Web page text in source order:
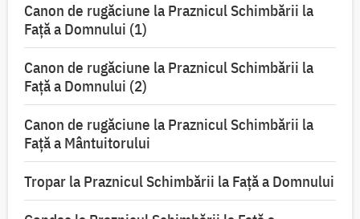
Canon de rugăciune la Praznicul Schimbării la
Faţă a Domnului (1)
Canon de rugăciune la Praznicul Schimbării la
Faţă a Domnului (2)
Canon de rugăciune la Praznicul Schimbării la
Față a Mântuitorului
Tropar la Praznicul Schimbării la Faţă a Domnului